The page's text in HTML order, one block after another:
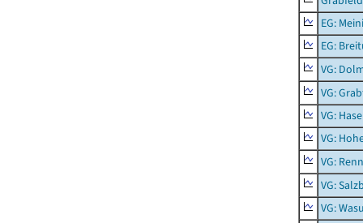
EG:
EG:
VG:
VG:
VG:
VG:
VG:
VG:
VG: